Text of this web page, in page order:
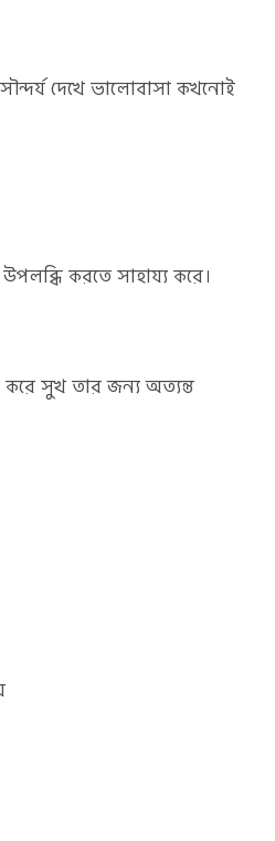
দেখে ভালোবাসা কখনোই
করতে সাহায্য করে।
সুখ তার জন্য অত্যন্ত